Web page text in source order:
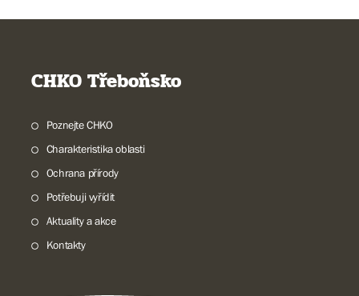
CHKO Třeboňsko
Poznejte CHKO
Charakteristika oblasti
Ochrana přírody
Potřebuji vyřídit
Aktuality a akce
Kontakty